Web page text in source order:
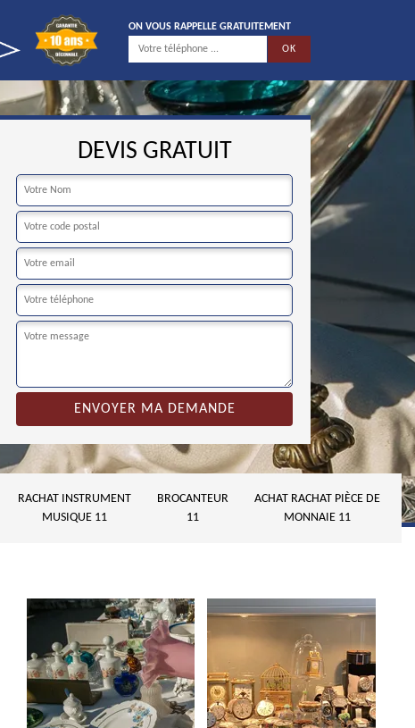
ON VOUS RAPPELLE GRATUITEMENT
DEVIS GRATUIT
RACHAT INSTRUMENT
MUSIQUE 11
BROCANTEUR
11
ACHAT RACHAT PIÈCE DE
MONNAIE 11